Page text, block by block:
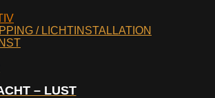
/ LICHTINSTALLATION
– LUST